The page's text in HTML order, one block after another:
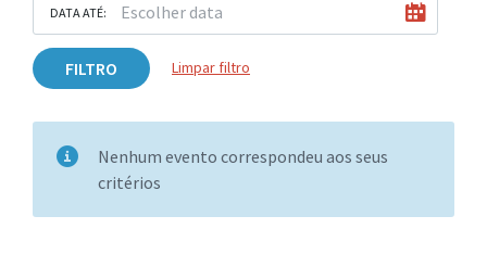
DATA ATÉ:
FILTRO Limpar filtro
Nenhum evento correspondeu aos seus
critérios